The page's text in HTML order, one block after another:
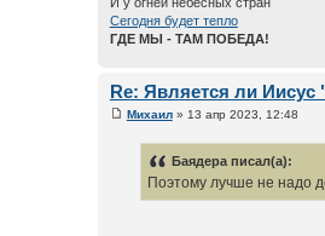
Сегодня будет тепло
ГДЕ МЫ - ТАМ ПОБЕДА!
Re: Является ли
Михаил» 13 апр 2023, 12:48
Баядера писал(а):
Поэтому лучше не надо